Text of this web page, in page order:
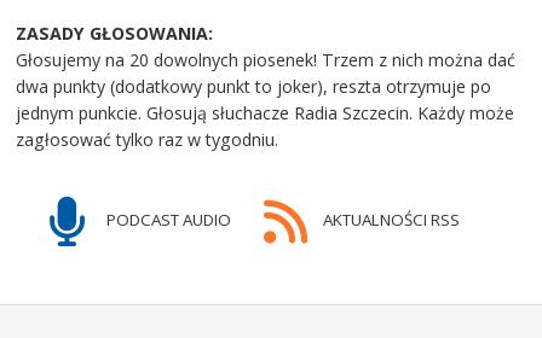
ZASADY GŁOSOWANIA:
Głosujemy na 20 dowolnych piosenek! Trzem z nich można dać
dwa punkty (dodatkowy punkt to joker), reszta otrzymuje po
jednym punkcie. Głosują słuchacze Radia Szczecin. Każdy może
zagłosować tylko raz w tygodniu.
PODCAST AUDIO AKTUALNOŚCI RSS